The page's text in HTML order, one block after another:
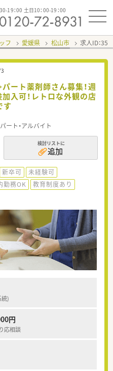
19：00 土日10：00-19：00
フ 愛媛県 松山市 求人ID：
ート薬剤師さん募集！週
入可！レトロな外観の店
す
パート・アルバイト
検討リストに
追加
新卒可
未経験可
勤務OK
教育制度あり
)
円
応相談